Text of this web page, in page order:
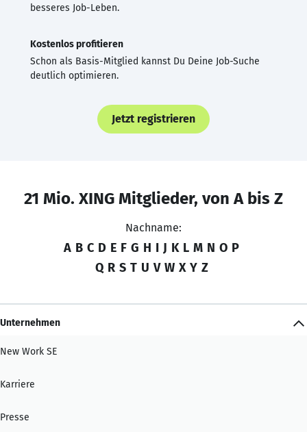
besseres Job-Leben.
Kostenlos profitieren
Schon als Basis-Mitglied kannst Du Deine Job-Suche
deutlich optimieren.
Jetzt registrieren
21 Mio. XING Mitglieder, von A bis Z
Nachname:
A B C D E F G H I J K L M N O P
Q R S T U V W X Y Z
Unternehmen
New Work SE
Karriere
Presse